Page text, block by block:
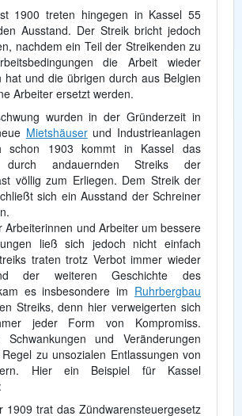
1900 treten hingegen in Kassel 55
Ausstand. Der Streik bricht jedoch
nachdem ein Teil der Streikenden zu
die Arbeit wieder
hat und die übrigen durch aus Belgien
Arbeiter ersetzt werden.
wurden in der Gründerzeit in
Mietshäuserund Industrieanlagen
schon 1903 kommt in Kassel das
durch andauernden Streiks der
völlig zum Erliegen. Dem Streik der
sich ein Ausstand der Schreiner
Arbeiterinnen und Arbeiter um bessere
ließ sich jedoch nicht einfach
traten trotz Verbot immer wieder
der weiteren Geschichte des
es insbesondere im Ruhrbergbau
Streiks, denn hier verweigerten sich
jeder Form von Kompromiss.
Schwankungen und Veränderungen
zu unsozialen Entlassungen von
Hier ein Beispiel für Kassel
1909 trat das Zündwarensteuergesetz